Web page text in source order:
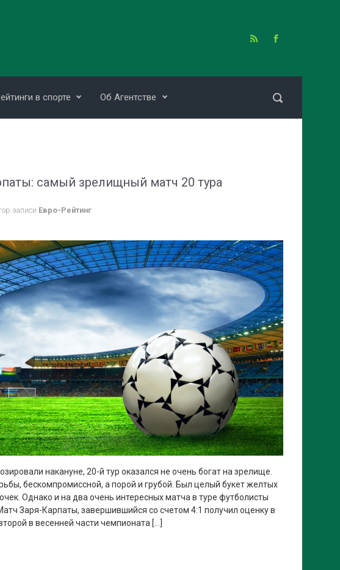
в спорте Об Агентстве
самый зрелищный матч 20 тура
записи Евро-Рейтинг
накануне, 20-й тур оказался не очень богат на зрелище.
бескомпромиссной, а порой и грубой. Был целый букет желтых
Однако и на два очень интересных матча в туре футболисты
Заря-Карпаты, завершившийся со счетом 4:1 получил оценку в
в весенней части чемпионата […]